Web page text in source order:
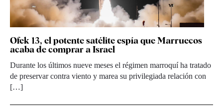
Ofek 13, el potente satélite espía que Marruecos
acaba de comprar a Israel
Durante los últimos nueve meses el régimen marroquí ha tratado
de preservar contra viento y marea su privilegiada relación con
[…]